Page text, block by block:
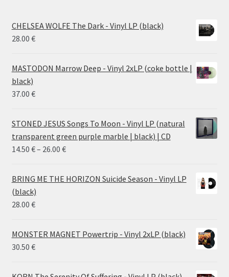
CHELSEA WOLFE The Dark - Vinyl LP (black)
28.00 €
MASTODON Marrow Deep - Vinyl 2xLP (coke bottle |
black)
37.00 €
STONED JESUS Songs To Moon - Vinyl LP (natural
transparent green purple marble | black) | CD
14.50 €– 26.00 €Price
14.50 €
BRING ME THE HORIZON Suicide Season - Vinyl LP
(black)
28.00 €
MONSTER MAGNET Powertrip - Vinyl 2xLP (black)
30.50 €